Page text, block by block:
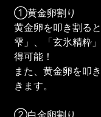
①黄金卵割り
黄金卵を叩き割る
雫」、「玄氷精粋
得可能！
また、黄金卵を叩
きます。
②白金卵割り